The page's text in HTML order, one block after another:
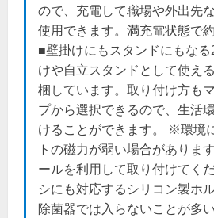
ので、充電して職場や外出先
使用できます。満充電状態で
■壁掛けにもスタンドにもな
けや自立スタンドとして使え
梱しています。取り付け方も
プから選択できるので、生活
けることができます。 ※環境
トの磁力が弱い場合がありま
ールを利用して取り付けてく
シにも対応するシリコン製ホ
除菌器では入らないことが多